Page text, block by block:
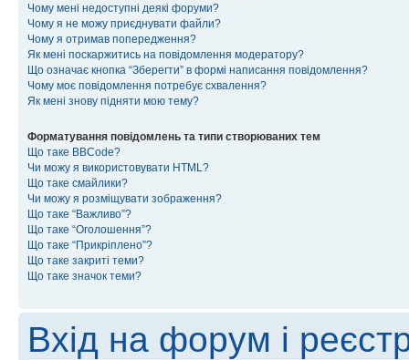
Чому мені недоступні деякі форуми?
Чому я не можу приєднувати файли?
Чому я отримав попередження?
Як мені поскаржитись на повідомлення модератору?
Що означає кнопка “Зберегти” в формі написання повідомлення?
Чому моє повідомлення потребує схвалення?
Як мені знову підняти мою тему?
Форматування повідомлень та типи створюваних тем
Що таке BBCode?
Чи можу я використовувати HTML?
Що таке смайлики?
Чи можу я розміщувати зображення?
Що таке “Важливо”?
Що таке “Оголошення”?
Що таке “Прикріплено”?
Що таке закриті теми?
Що таке значок теми?
Вхід на форум і